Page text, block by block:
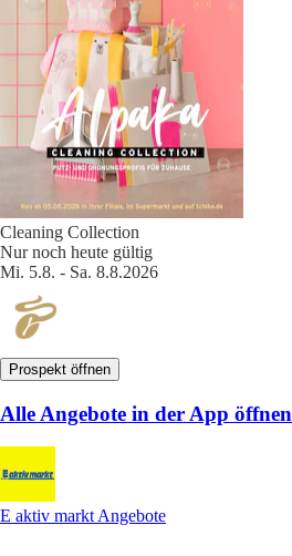
Cleaning Collection
Nur noch heute gültig
Mi. 5.8. - Sa. 8.8.2026
Prospekt öffnen
Alle Angebote in der App öffnen
E aktiv markt Angebote